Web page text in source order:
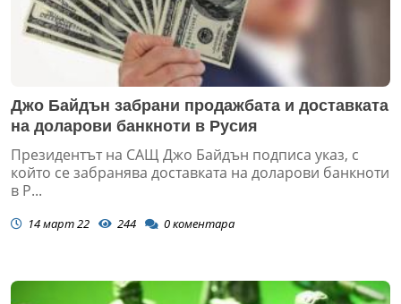
Джо Байдън забрани продажбата и доставката
на доларови банкноти в Русия
Президентът на САЩ Джо Байдън подписа указ, с
който се забранява доставката на доларови банкноти
в Р...
14 март 22 244 0коментара